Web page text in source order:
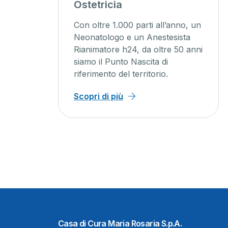
Ostetricia
Con oltre 1.000 parti all’anno, un
Neonatologo e un Anestesista
Rianimatore h24, da oltre 50 anni
siamo il Punto Nascita di
riferimento del territorio.
Scopri di più
Casa di Cura Maria Rosaria S.p.A.